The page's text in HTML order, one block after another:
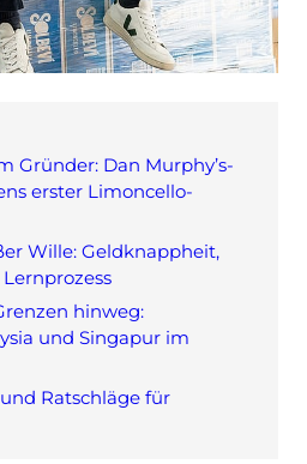
Gründer: Dan Murphy’s-
erster Limoncello-
Wille: Geldknappheit,
hinweg:
und Singapur im
Ratschläge für